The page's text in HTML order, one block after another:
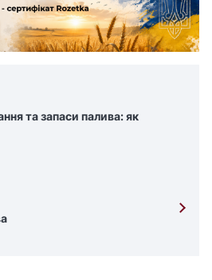
та запаси палива: як